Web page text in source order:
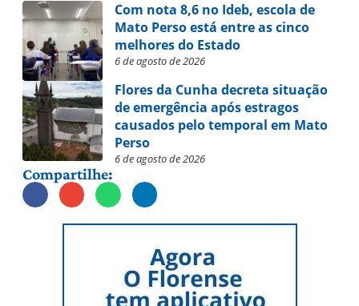
Com nota 8,6 no Ideb, escola de
Mato Perso está entre as cinco
melhores do Estado
6 de agosto de 2026
Flores da Cunha decreta situação
de emergência após estragos
causados pelo temporal em Mato
Perso
6 de agosto de 2026
Compartilhe: